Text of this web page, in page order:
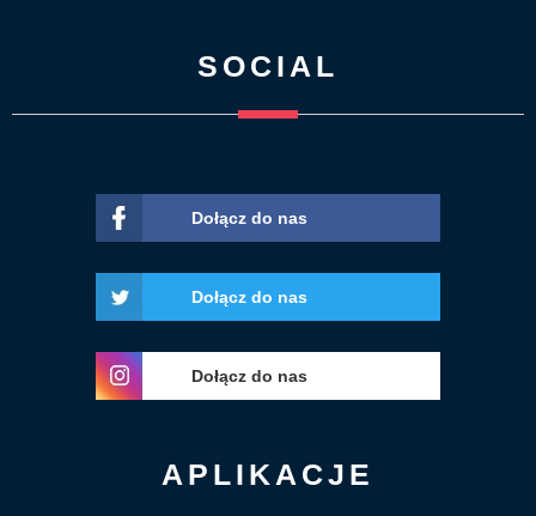
SOCIAL
Dołącz do nas
Dołącz do nas
Dołącz do nas
APLIKACJE